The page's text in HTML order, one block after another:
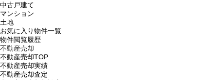
中古戸建て
マンション
土地
お気に入り物件一覧
物件閲覧履歴
不動産売却
不動産売却TOP
不動産売却実績
不動産売却査定